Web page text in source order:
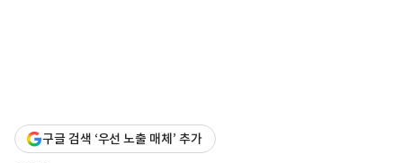
구글 검색 ‘우선 노출 매체’ 추가